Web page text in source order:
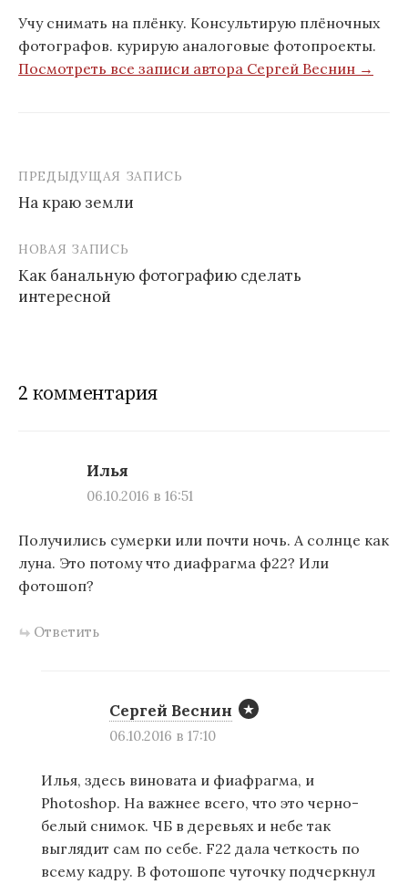
Учу снимать на плёнку. Консультирую плёночных
фотографов. курирую аналоговые фотопроекты.
Посмотреть все записи автора Сергей Веснин →
Навигация
по
записям
ПРЕДЫДУЩАЯ ЗАПИСЬ
На краю земли
НОВАЯ ЗАПИСЬ
Как банальную фотографию сделать
интересной
2 комментария
Илья
06.10.2016 в 16:51
Получились сумерки или почти ночь. А солнце как
луна. Это потому что диафрагма ф22? Или
фотошоп?
Ответить
Сергей Веснин
06.10.2016 в 17:10
Илья, здесь виновата и фиафрагма, и
Photoshop. На важнее всего, что это черно-
белый снимок. ЧБ в деревьях и небе так
выглядит сам по себе. F22 дала четкость по
всему кадру. В фотошопе чуточку подчеркнул